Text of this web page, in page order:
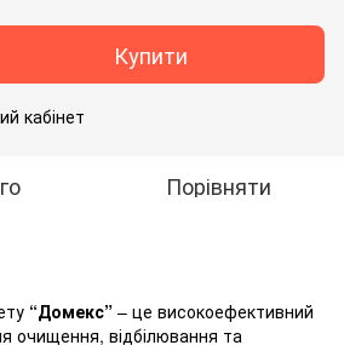
Купити
кабінет
Порівняти
“Домекс” – це високоефективний
очищення, відбілювання та